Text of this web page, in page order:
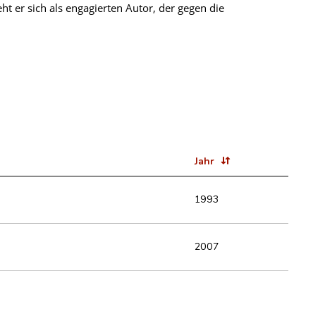
er sich als engagierten Autor, der gegen die
Jahr
1993
2007